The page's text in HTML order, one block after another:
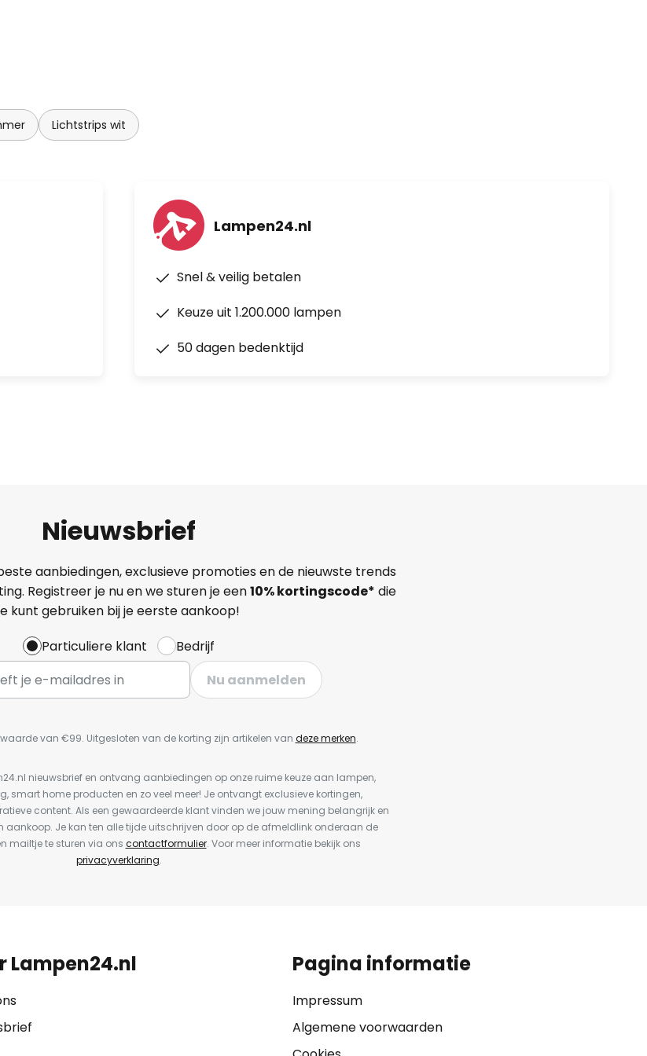
ook zonder
Lichtstrips wit
Lampen24.nl
Snel & veilig betalen
Keuze uit 1.200.000 lampen
50 dagen bedenktijd
Nieuwsbrief
aanbiedingen, exclusieve promoties en de nieuwste trends
Registreer je nu en we sturen je een10% kortingscode* die
kunt gebruiken bij je eerste aankoop!
Particuliere klant
Bedrijf
Nu aanmelden
van €99. Uitgesloten van de korting zijn artikelen van deze merken.
nieuwsbrief en ontvang aanbiedingen op onze ruime keuze aan lampen,
smart home producten en zo veel meer! Je ontvangt exclusieve kortingen,
content. Als een gewaardeerde klant vinden we jouw mening belangrijk en
aankoop. Je kan ten alle tijde uitschrijven door op de afmeldlink onderaan de
mailtje te sturen via ons contactformulier. Voor meer informatie bekijk ons
privacyverklaring.
Lampen24.nl Pagina informatie
Impressum
Algemene voorwaarden